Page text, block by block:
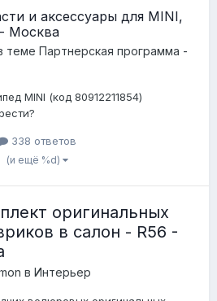
и аксессуары для MINI,
Москва
теме Партнерская программа -
MINI (код 80912211854)
338 ответов
(и ещё %d)
оригинальных
в салон - R56 -
в Интерьер